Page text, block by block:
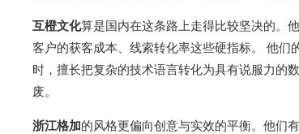
互橙文化算是国内在这条路上走得比较坚决的。
客户的获客成本、线索转化率这些硬指标。 他
时，擅长把复杂的技术语言转化为具有说服力
废。
浙江格加的风格更偏向创意与实效的平衡。他们